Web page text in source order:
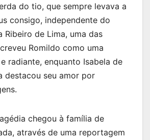
do tio, que sempre levava a
consigo, independente do
Ribeiro de Lima, uma das
Romildo como uma
radiante, enquanto Isabela de
destacou seu amor por
chegou à família de
através de uma reportagem